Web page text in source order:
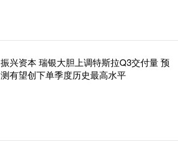
振兴资本 瑞银大胆上调特斯拉Q3交付量 预
测有望创下单季度历史最高水平